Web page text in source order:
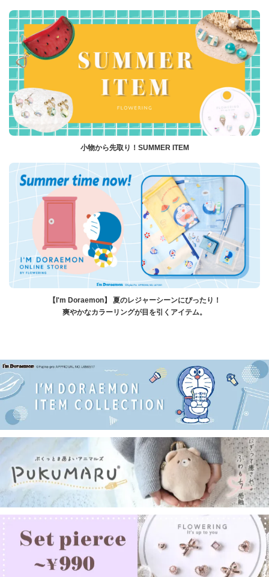
小物から先取り！SUMMER ITEM
【I'm Doraemon】 夏のレジャーシーンにぴったり！
爽やかなカラーリングが目を引くアイテム。